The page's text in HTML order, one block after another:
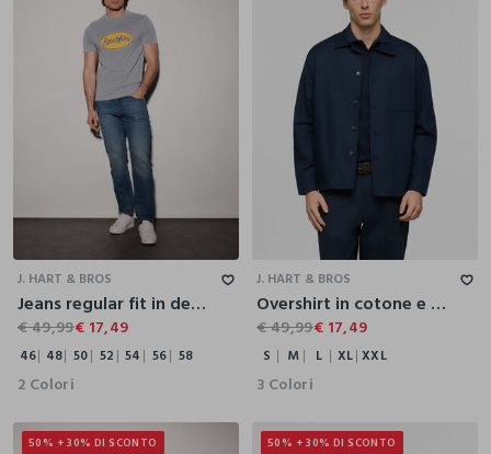
56
J. HART & BROS
Jeans regular fit in denim di cotone e lino uomo
€ 49,99€ 17,49
46 48 50 52 54 56 58
2 Colori
L
XXL
J. HART & BROS
Overshirt in cotone e lino uomo
€ 49,99€ 17,49
S M L XL XXL
3 Colori
50% + 30% DI SCONTO 50% + 30% DI SCONTO